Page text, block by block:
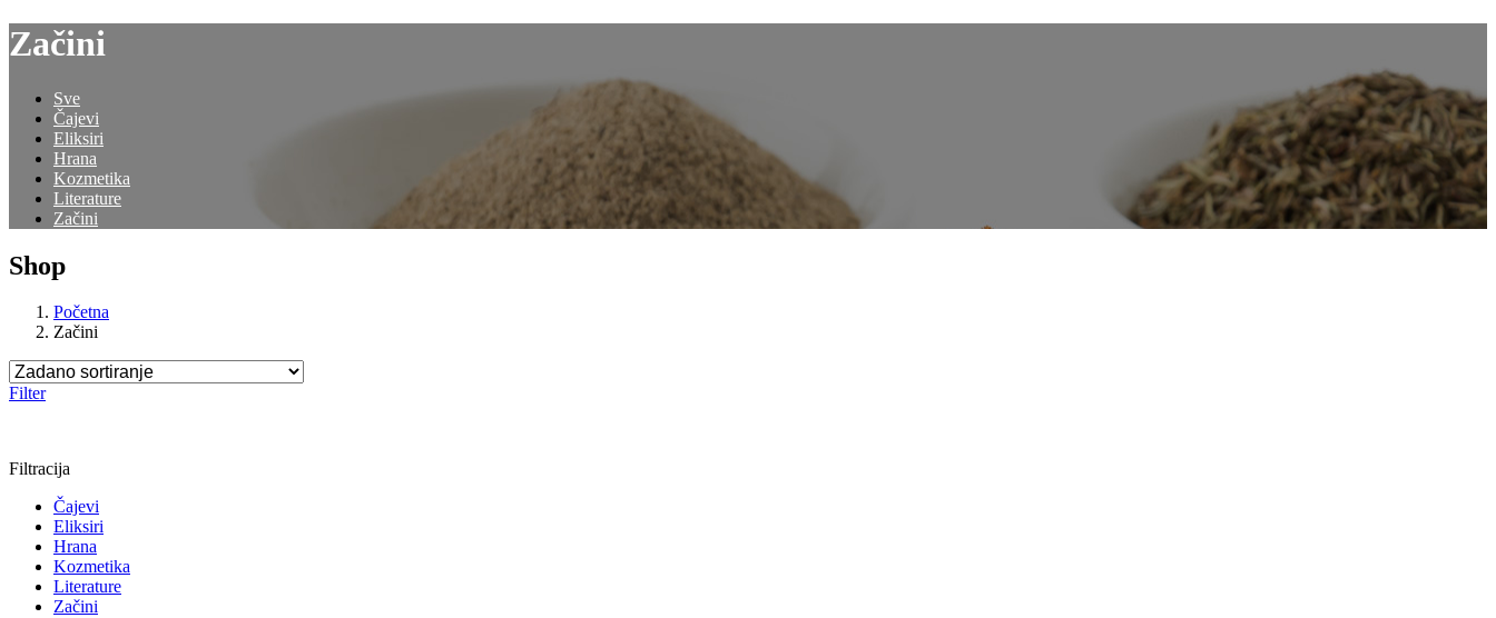
Začini
Sve
Čajevi
Eliksiri
Hrana
Kozmetika
Literature
Začini
Shop
Početna
Začini
Filter
Filtracija
Čajevi
Eliksiri
Hrana
Kozmetika
Literature
Začini